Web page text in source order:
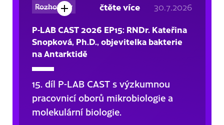
Rozhovory 30.7.2026
P-LAB CAST 2026 EP15: RNDr. Kateřina
Snopková, Ph.D., objevitelka bakterie
na Antarktidě
15. díl P-LAB CAST s výzkumnou
pracovnicí oborů mikrobiologie a
molekulární biologie.
čtěte více